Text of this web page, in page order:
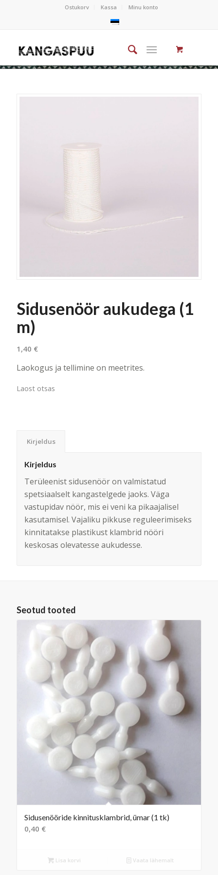
Ostukorv Kassa Minu konto
Sidusenöör aukudega (1
m)
1,40 €
Laokogus ja tellimine on meetrites.
Laost otsas
Kirjeldus
Kirjeldus
Terüleenist sidusenöör on valmistatud
spetsiaalselt kangastelgede jaoks. Väga
vastupidav nöör, mis ei veni ka pikaajalisel
kasutamisel. Vajaliku pikkuse reguleerimiseks
kinnitatakse plastikust klambrid nööri
keskosas olevatesse aukudesse.
Seotud tooted
Sidusenööride kinnitusklambrid, ümar (1 tk)
0,40 €
Lisa korvi Vaata lähemalt